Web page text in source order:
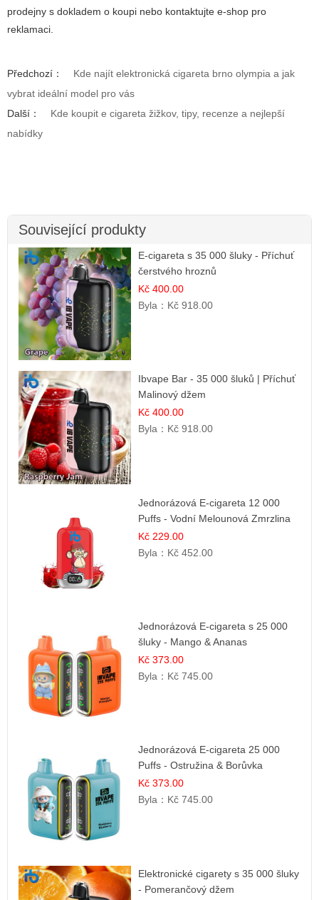
prodejny s dokladem o koupi nebo kontaktujte e-shop pro
reklamaci.
Předchozí：
Kde najít elektronická cigareta brno olympia a jak
vybrat ideální model pro vás
Další：
Kde koupit e cigareta žižkov, tipy, recenze a nejlepší
nabídky
Související produkty
E-cigareta s 35 000 šluky - Příchuť
čerstvého hroznů
Kč 400.00
Byla： Kč 918.00
Ibvape Bar - 35 000 šluků | Příchuť
Malinový džem
Kč 400.00
Byla： Kč 918.00
Jednorázová E-cigareta 12 000
Puffs - Vodní Melounová Zmrzlina
Kč 229.00
Byla： Kč 452.00
Jednorázová E-cigareta s 25 000
šluky - Mango & Ananas
Kč 373.00
Byla： Kč 745.00
Jednorázová E-cigareta 25 000
Puffs - Ostružina & Borůvka
Kč 373.00
Byla： Kč 745.00
Elektronické cigarety s 35 000 šluky
- Pomerančový džem